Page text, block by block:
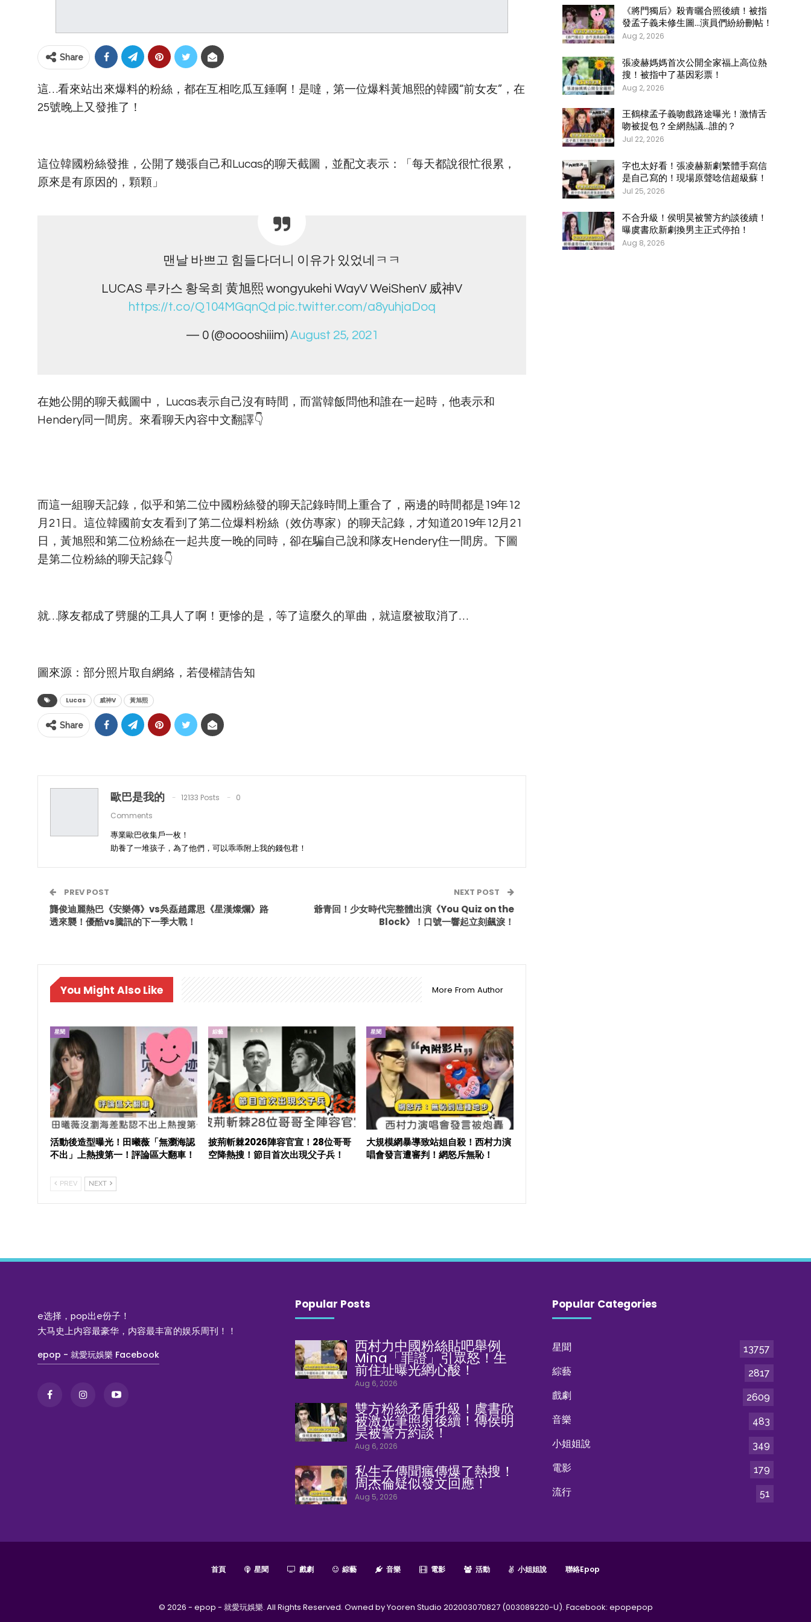
Share
這…看來站出來爆料的粉絲，都在互相吃瓜互錘啊！是噠，第一位爆料黃旭熙的韓國“前女友”，在
25號晚上又發推了！
這位韓國粉絲發推，公開了幾張自己和Lucas的聊天截圖，並配文表示：「每天都說很忙很累，
原來是有原因的，顆顆」
맨날 바쁘고 힘들다더니 이유가 있었네ㅋㅋ
LUCAS 루카스 황욱희 黄旭熙 wongyukehi WayV WeiShenV 威神V
https://t.co/Q104MGqnQd pic.twitter.com/a8yuhjaDoq
— 0 (@ooooshiiim)August 25, 2021
在她公開的聊天截圖中， Lucas表示自己沒有時間，而當韓飯問他和誰在一起時，他表示和
Hendery同一間房。來看聊天內容中文翻譯👇
而這一組聊天記錄，似乎和第二位中國粉絲發的聊天記錄時間上重合了，兩邊的時間都是19年12
月21日。這位韓國前女友看到了第二位爆料粉絲（效仿專家）的聊天記錄，才知道2019年12月21
日，黃旭熙和第二位粉絲在一起共度一晚的同時，卻在騙自己說和隊友Hendery住一間房。下圖
是第二位粉絲的聊天記錄👇
就…隊友都成了劈腿的工具人了啊！更慘的是，等了這麼久的單曲，就這麼被取消了…
圖來源：部分照片取自網絡，若侵權請告知
Lucas 威神V 黃旭熙
Share
歐巴是我的 12133 Posts
0
Comments
專業歐巴收集戶一枚！
助養了一堆孩子，為了他們，可以乖乖附上我的錢包君！
PREV POST
龔俊迪麗熱巴《安樂傳》vs吳磊趙露思《星漢燦爛》路
透來襲！優酷vs騰訊的下一季大戰！
NEXT POST
爺青回！少女時代完整體出演《You Quiz on the
Block》！口號一響起立刻飆淚！
You Might Also Like More From Author
星聞
活動後造型曝光！田曦薇「無瀏海認
不出」上熱搜第一！評論區大翻車！
綜藝
披荊斬棘2026陣容官宣！28位哥哥
空降熱搜！節目首次出現父子兵！
星聞
大規模網暴導致站姐自殺！西村力演
唱會發言遭審判！網怒斥無恥！
PREV NEXT
《將門獨后》殺青曬合照後續！被指
發孟子義未修生圖…演員們紛紛刪帖！
Aug 2, 2026
張凌赫媽媽首次公開全家福上高位熱
搜！被指中了基因彩票！
Aug 2, 2026
王鶴棣孟子義吻戲路途曝光！激情舌
吻被捉包？全網熱議…誰的？
Jul 22, 2026
字也太好看！張凌赫新劇繁體手寫信
是自己寫的！現場原聲唸信超級蘇！
Jul 25, 2026
不合升級！侯明昊被警方約談後續！
曝虞書欣新劇換男主正式停拍！
Aug 8, 2026
e选择，pop出e份子！
大马史上内容最豪华，内容最丰富的娱乐周刊！！
epop - 就愛玩娛樂 Facebook
Popular Posts
西村力中國粉絲貼吧舉例
Mina「罪證」引眾怒！生
前住址曝光網心酸！
Aug 6, 2026
雙方粉絲矛盾升級！虞書欣
被激光筆照射後續！傳侯明
昊被警方約談！
Aug 6, 2026
私生子傳聞瘋傳爆了熱搜！
周杰倫疑似發文回應！
Aug 5, 2026
Popular Categories
星聞
13757
綜藝
2817
戲劇
2609
音樂
483
小姐姐說
349
電影
179
流行
51
首頁 星聞 戲劇 綜藝 音樂 電影 活動 小姐姐說 聯絡epop
© 2026 - epop - 就愛玩娛樂. All Rights Reserved. Owned by Yooren Studio 202003070827 (003089220-U). Facebook: epopepop